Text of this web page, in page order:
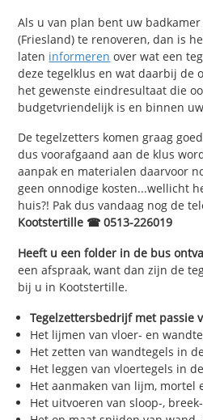
Als u van plan bent uw
(Friesland) te renoveren, dan is
laten informeren over wat een
deze tegelklus en wat daarbij de
het gewenste eindresultaat die
budgetvriendelijk is en binnen
De tegelzetters komen graag
dus voorafgaand aan de klus
aanpak en materialen daarvoor
geen onnodige kosten...wellicht
huis?! Pak dus vandaag nog de
Kootstertille ☎ 0513-226019
Heeft u een folder in de bus
een afspraak, want dan zijn de
bij u in Kootstertille.
Tegelzettersbedrijf met passie
Het lijmen van vloer- en
Het zetten van wandtegels in
Het leggen van vloertegels in
Het aanmaken van lijm, mortel
Het uitvoeren van sloop-,